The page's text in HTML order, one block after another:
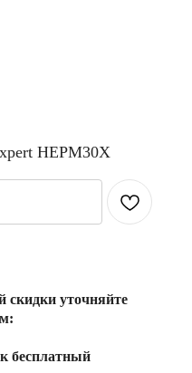
HEPM30X
скидки уточняйте
бесплатный